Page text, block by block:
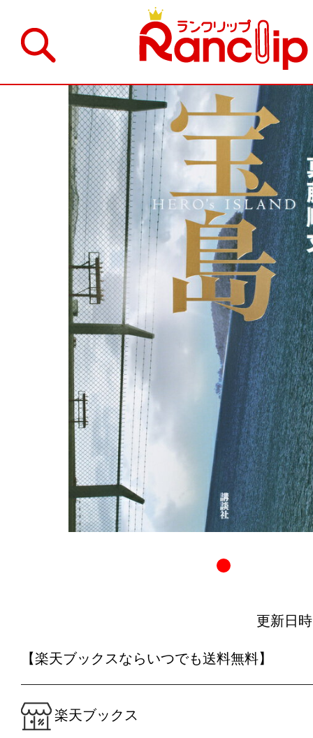
更新日
【楽天ブックスならいつでも送料無料】
楽天ブックス